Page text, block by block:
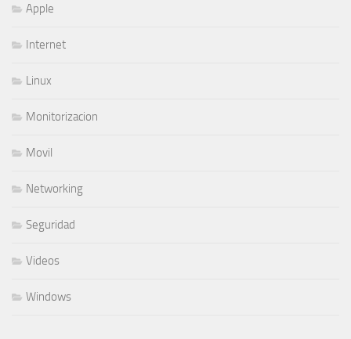
Apple
Internet
Linux
Monitorizacion
Movil
Networking
Seguridad
Videos
Windows